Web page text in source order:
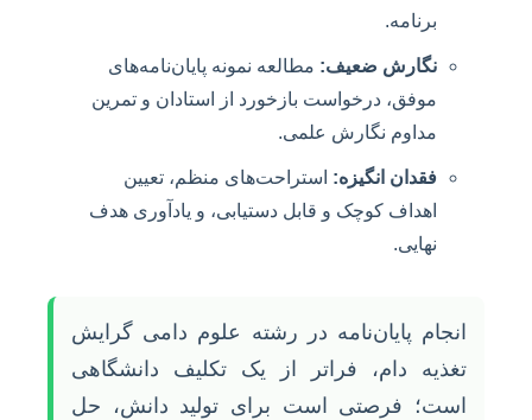
برنامه.
نگارش ضعیف: مطالعه نمونه پایان‌نامه‌های
موفق، درخواست بازخورد از استادان و تمرین
مداوم نگارش علمی.
فقدان انگیزه: استراحت‌های منظم، تعیین
اهداف کوچک و قابل دستیابی، و یادآوری هدف
نهایی.
انجام پایان‌نامه در رشته علوم دامی گرایش
تغذیه دام، فراتر از یک تکلیف دانشگاهی
است؛ فرصتی است برای تولید دانش، حل